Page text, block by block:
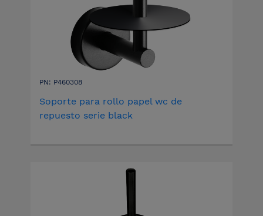
PN: P460308
Soporte para rollo papel wc de
repuesto serie black